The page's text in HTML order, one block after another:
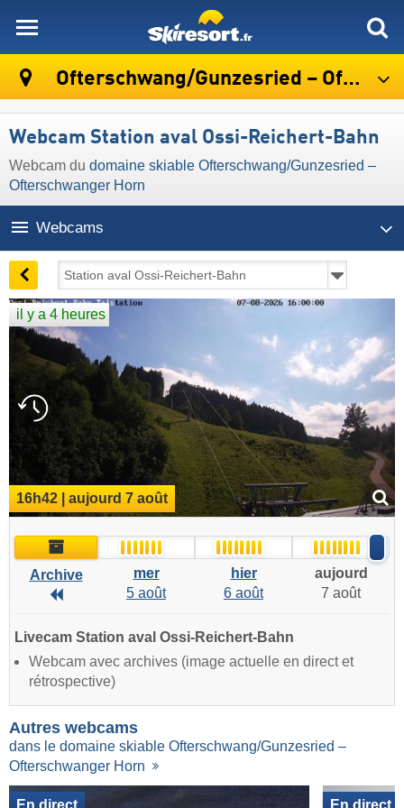
Ofterschwang/​Gunzesried – Ofterschwanger Horn
Webcam Station aval Ossi-Reichert-Bahn
Webcam du domaine skiable Ofterschwang/​Gunzesried –
Ofterschwanger Horn
Webcams
il y a 4 heures
16h42 | aujourd 7 août
Archive
Archive
Archive
mer
5 août
hier
6 août
aujourd
7 août
Livecam Station aval Ossi-Reichert-Bahn
Webcam avec archives (image actuelle en direct et
rétrospective)
Autres webcams
dans le domaine skiable Ofterschwang/Gunzesried –
Ofterschwanger Horn